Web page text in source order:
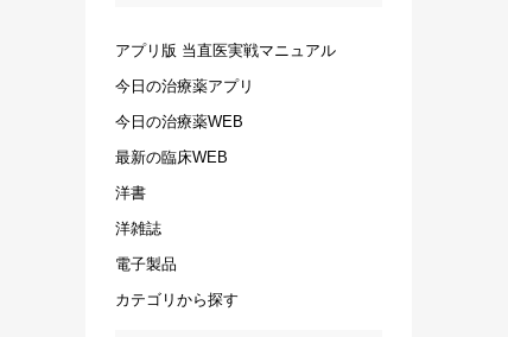
アプリ版 当直医実戦マニュアル
今日の治療薬アプリ
今日の治療薬WEB
最新の臨床WEB
洋書
洋雑誌
電子製品
カテゴリから探す